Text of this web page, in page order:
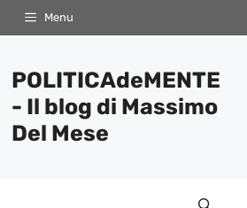
Menu
POLITICAdeMENTE
- Il blog di Massimo
Del Mese